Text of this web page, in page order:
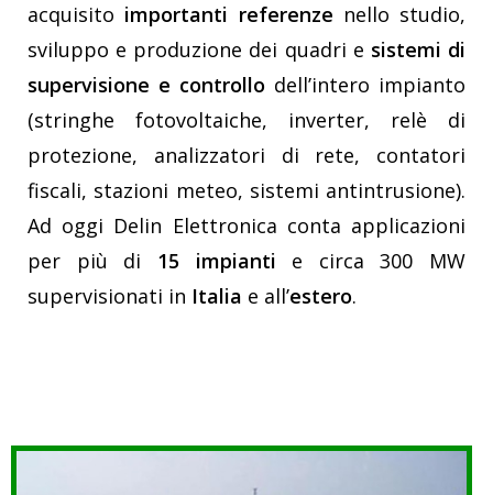
acquisito importanti referenze nello studio,
sviluppo e produzione dei quadri e sistemi di
supervisione e controllo dell’intero impianto
(stringhe fotovoltaiche, inverter, relè di
protezione, analizzatori di rete, contatori
fiscali, stazioni meteo, sistemi antintrusione).
Ad oggi Delin Elettronica conta applicazioni
per più di 15 impianti e circa 300 MW
supervisionati in Italia e all’estero.